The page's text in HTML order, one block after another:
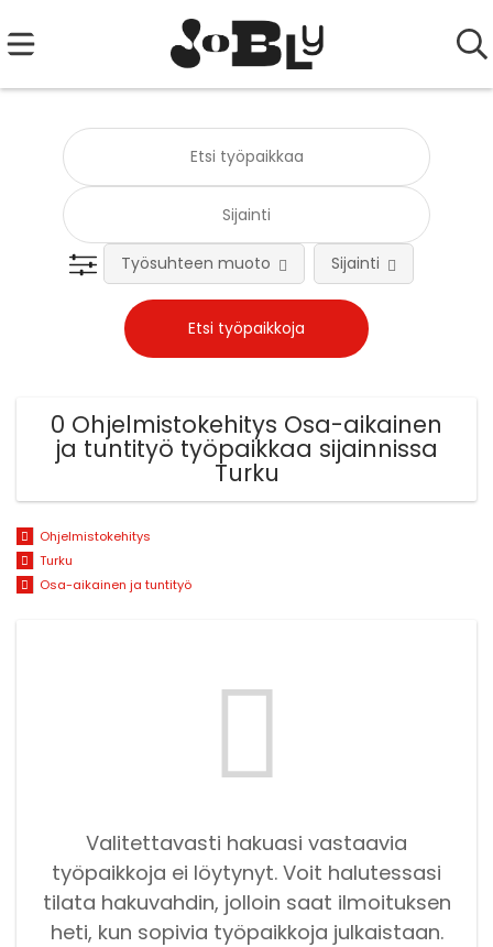
Työsuhteen muoto Sijainti
0 Ohjelmistokehitys Osa-aikainen
ja tuntityö työpaikkaa sijainnissa
Turku
Ohjelmistokehitys
Turku
Osa-aikainen ja tuntityö
Valitettavasti hakuasi vastaavia
työpaikkoja ei löytynyt. Voit halutessasi
tilata hakuvahdin, jolloin saat ilmoituksen
heti, kun sopivia työpaikkoja julkaistaan.